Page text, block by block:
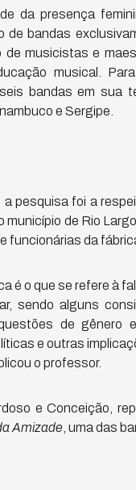
da presença
de bandas
musicistas e
musical.
bandas em sua
e Sergipe.
pesquisa foi a
de Rio
funcionárias da
é o que se refere à
sendo alguns
de gênero
e outras
o professor.
e Conceição,
Amizade , uma das